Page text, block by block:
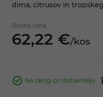
dima, citrusov in
Redna cena
62,22 €/kos
Na zalogi pri dobavitelju